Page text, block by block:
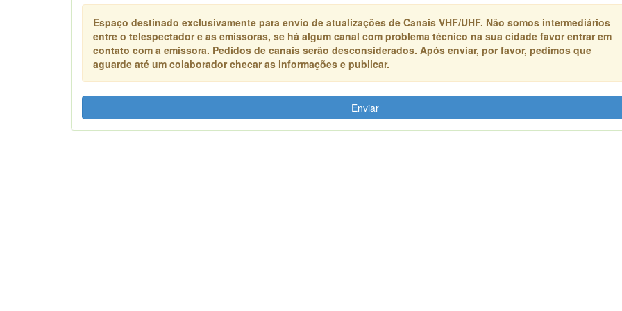
Espaço destinado exclusivamente para envio de atualizações de Canais VHF/UHF. Não somos intermediários
entre o telespectador e as emissoras, se há algum canal com problema técnico na sua cidade favor entrar em
contato com a emissora. Pedidos de canais serão desconsiderados. Após enviar, por favor, pedimos que
aguarde até um colaborador checar as informações e publicar.
Enviar